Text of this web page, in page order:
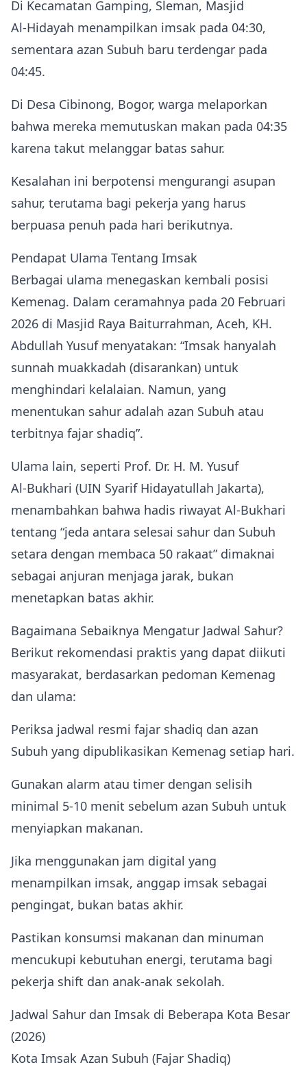
Di Kecamatan Gamping, Sleman, Masjid
Al‑Hidayah menampilkan imsak pada 04:30,
sementara azan Subuh baru terdengar pada
04:45.
Di Desa Cibinong, Bogor, warga melaporkan
bahwa mereka memutuskan makan pada 04:35
karena takut melanggar batas sahur.
Kesalahan ini berpotensi mengurangi asupan
sahur, terutama bagi pekerja yang harus
berpuasa penuh pada hari berikutnya.
Pendapat Ulama Tentang Imsak
Berbagai ulama menegaskan kembali posisi
Kemenag. Dalam ceramahnya pada 20 Februari
2026 di Masjid Raya Baiturrahman, Aceh, KH.
Abdullah Yusuf menyatakan: “Imsak hanyalah
sunnah muakkadah (disarankan) untuk
menghindari kelalaian. Namun, yang
menentukan sahur adalah azan Subuh atau
terbitnya fajar shadiq”.
Ulama lain, seperti Prof. Dr. H. M. Yusuf
Al‑Bukhari (UIN Syarif Hidayatullah Jakarta),
menambahkan bahwa hadis riwayat Al‑Bukhari
tentang “jeda antara selesai sahur dan Subuh
setara dengan membaca 50 rakaat” dimaknai
sebagai anjuran menjaga jarak, bukan
menetapkan batas akhir.
Bagaimana Sebaiknya Mengatur Jadwal Sahur?
Berikut rekomendasi praktis yang dapat diikuti
masyarakat, berdasarkan pedoman Kemenag
dan ulama:
Periksa jadwal resmi fajar shadiq dan azan
Subuh yang dipublikasikan Kemenag setiap hari.
Gunakan alarm atau timer dengan selisih
minimal 5‑10 menit sebelum azan Subuh untuk
menyiapkan makanan.
Jika menggunakan jam digital yang
menampilkan imsak, anggap imsak sebagai
pengingat, bukan batas akhir.
Pastikan konsumsi makanan dan minuman
mencukupi kebutuhan energi, terutama bagi
pekerja shift dan anak-anak sekolah.
Jadwal Sahur dan Imsak di Beberapa Kota Besar
(2026)
Kota Imsak Azan Subuh (Fajar Shadiq)